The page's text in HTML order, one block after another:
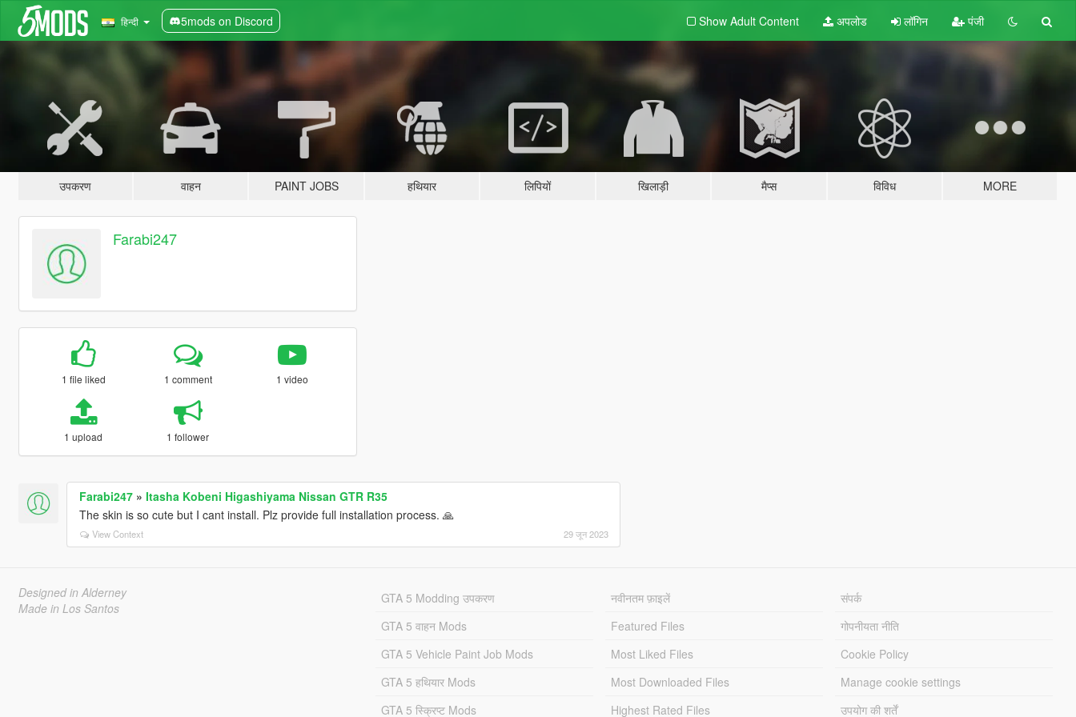
हिन्दी 5mods on Discord Show Adult Content अपलोड लॉगिन पंजी
उपकरण वाहन PAINT JOBS हथियार लिपियों खिलाड़ी मैप्स विविध MORE
Farabi247
1 file liked 1 comment 1 video
1 upload 1 follower
Farabi247» Itasha Kobeni Higashiyama Nissan GTR R35
The skin is so cute but I cant install. Plz provide full installation process. 🙏
View Context 29 जून 2023
Designed in Alderney
Made in Los Santos
GTA 5 Modding उपकरण
GTA 5 वाहन Mods
GTA 5 Vehicle Paint Job Mods
GTA 5 हथियार Mods
GTA 5 स्क्रिप्ट Mods
नवीनतम फ़ाइलें
Featured Files
Most Liked Files
Most Downloaded Files
Highest Rated Files
संपर्क
गोपनीयता नीति
Cookie Policy
Manage cookie settings
उपयोग की शर्तें